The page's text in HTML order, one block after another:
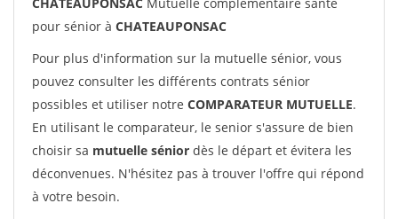
pour sénior à CHATEAUPONSAC
Pour plus d'information sur la mutuelle sénior, vous
pouvez consulter les différents contrats sénior
possibles et utiliser notre COMPARATEUR MUTUELLE.
En utilisant le comparateur, le senior s'assure de bien
choisir sa mutuelle sénior dès le départ et évitera les
déconvenues. N'hésitez pas à trouver l'offre qui répond
à votre besoin.